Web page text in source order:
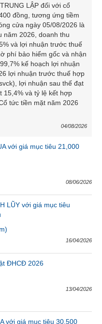
LẬP đối với cổ
đồng, tương ứng tiềm
cửa ngày 05/08/2026 là
năm 2026, doanh thu
và lợi nhuận trước thuế
phí bảo hiểm gốc và nhận
kế hoạch lợi nhuận
lợi nhuận trước thuế hợp
lợi nhuận sau thế đạt
15,4% và tỷ lệ kết hợp
tức tiền mặt năm 2026
04/08/2026
với giá mục tiêu 21,000
08/06/2026
LŨY với giá mục tiêu
16/04/2026
ĐHCĐ 2026
13/04/2026
với giá mục tiêu 30,500